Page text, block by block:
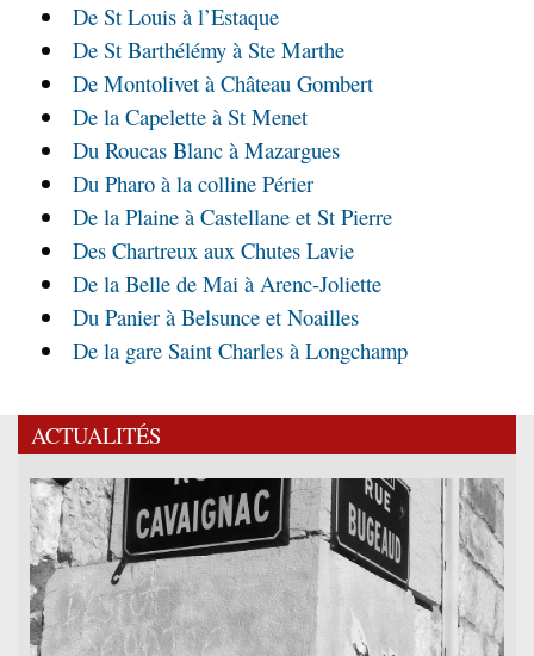
De St Louis à l’Estaque
De St Barthélémy à Ste Marthe
De Montolivet à Château Gombert
De la Capelette à St Menet
Du Roucas Blanc à Mazargues
Du Pharo à la colline Périer
De la Plaine à Castellane et St Pierre
Des Chartreux aux Chutes Lavie
De la Belle de Mai à Arenc-Joliette
Du Panier à Belsunce et Noailles
De la gare Saint Charles à Longchamp
ACTUALITÉS